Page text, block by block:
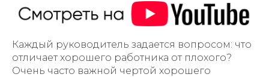
Каждый руководитель задается вопросом: что
отличает хорошего работника от плохого?
Очень часто важной чертой хорошего